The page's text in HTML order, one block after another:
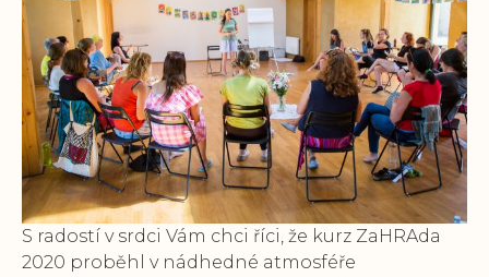
S radostí v srdci Vám chci říci, že kurz ZaHRAda
2020 proběhl v nádhedné atmosféře